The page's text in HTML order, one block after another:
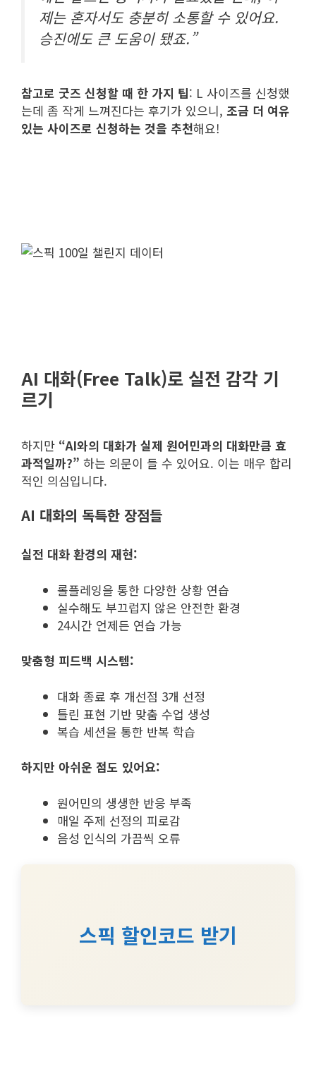
제는 혼자서도 충분히 소통할 수 있어요.
승진에도 큰 도움이 됐죠.”
참고로 굿즈 신청할 때 한 가지 팁: L 사이즈를 신청했
는데 좀 작게 느껴진다는 후기가 있으니, 조금 더 여유
있는 사이즈로 신청하는 것을 추천해요!
AI 대화(Free Talk)로 실전 감각 기
르기
하지만 “AI와의 대화가 실제 원어민과의 대화만큼 효
과적일까?” 하는 의문이 들 수 있어요. 이는 매우 합리
적인 의심입니다.
AI 대화의 독특한 장점들
실전 대화 환경의 재현:
롤플레잉을 통한 다양한 상황 연습
실수해도 부끄럽지 않은 안전한 환경
24시간 언제든 연습 가능
맞춤형 피드백 시스템:
대화 종료 후 개선점 3개 선정
틀린 표현 기반 맞춤 수업 생성
복습 세션을 통한 반복 학습
하지만 아쉬운 점도 있어요:
원어민의 생생한 반응 부족
매일 주제 선정의 피로감
음성 인식의 가끔씩 오류
스픽 할인코드 받기